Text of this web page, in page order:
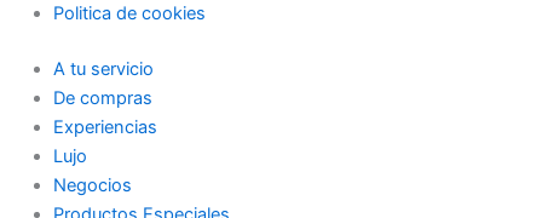
Politica de cookies
A tu servicio
De compras
Experiencias
Lujo
Negocios